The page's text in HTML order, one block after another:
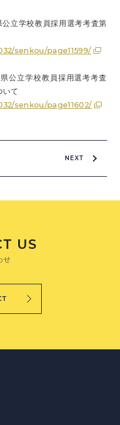
立学校教員採用選考考査第
senkou/page11599/
公立学校教員採用選考考査
いて
senkou/page11602/
NEXT
US
せ